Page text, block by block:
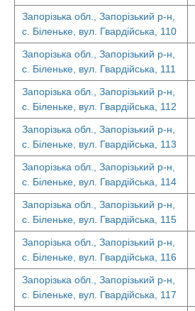
Запорізька обл., Запорізький р-н,
с. Біленьке, вул. Гвардійська, 110
Запорізька обл., Запорізький р-н,
с. Біленьке, вул. Гвардійська, 111
Запорізька обл., Запорізький р-н,
с. Біленьке, вул. Гвардійська, 112
Запорізька обл., Запорізький р-н,
с. Біленьке, вул. Гвардійська, 113
Запорізька обл., Запорізький р-н,
с. Біленьке, вул. Гвардійська, 114
Запорізька обл., Запорізький р-н,
с. Біленьке, вул. Гвардійська, 115
Запорізька обл., Запорізький р-н,
с. Біленьке, вул. Гвардійська, 116
Запорізька обл., Запорізький р-н,
с. Біленьке, вул. Гвардійська, 117